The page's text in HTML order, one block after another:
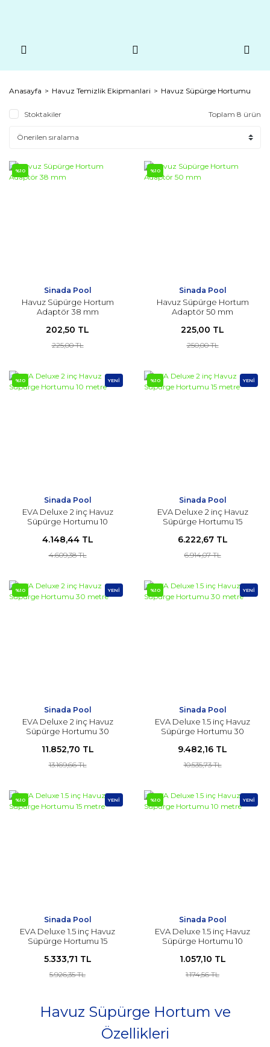
Anasayfa Havuz Temizlik Ekipmanlari Havuz Süpürge Hortumu
Stoktakiler Toplam 8 ürün
%10
Sinada Pool
Havuz Süpürge Hortum
Adaptör 38 mm
202,50 TL
225,00 TL
%10
Sinada Pool
Havuz Süpürge Hortum
Adaptör 50 mm
225,00 TL
250,00 TL
%10 YENİ
Sinada Pool
EVA Deluxe 2 inç Havuz
Süpürge Hortumu 10
4.148,44 TL
4.609,38 TL
%10 YENİ
Sinada Pool
EVA Deluxe 2 inç Havuz
Süpürge Hortumu 15
6.222,67 TL
6.914,07 TL
%10 YENİ
Sinada Pool
EVA Deluxe 2 inç Havuz
Süpürge Hortumu 30
11.852,70 TL
13.169,66 TL
%10 YENİ
Sinada Pool
EVA Deluxe 1.5 inç Havuz
Süpürge Hortumu 30
9.482,16 TL
10.535,73 TL
%10 YENİ
Sinada Pool
EVA Deluxe 1.5 inç Havuz
Süpürge Hortumu 15
5.333,71 TL
5.926,35 TL
%10 YENİ
Sinada Pool
EVA Deluxe 1.5 inç Havuz
Süpürge Hortumu 10
1.057,10 TL
1.174,56 TL
Havuz Süpürge Hortum ve
Özellikleri